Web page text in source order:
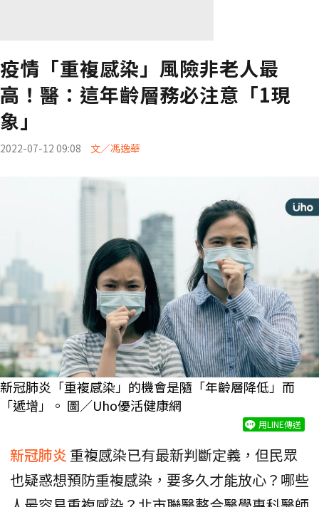
疫情「重複感染」風險非老人最
高！醫：這年齡層務必注意「1現
象」
2022-07-12 09:08 文／馮逸華
新冠肺炎「重複感染」的機會是隨「年齡層降低」而
「遞增」。 圖／Uho優活健康網
用LINE傳送
新冠肺炎 重複感染已有最新判斷定義，但民眾
也疑惑想預防重複感染，要多久才能放心？哪些